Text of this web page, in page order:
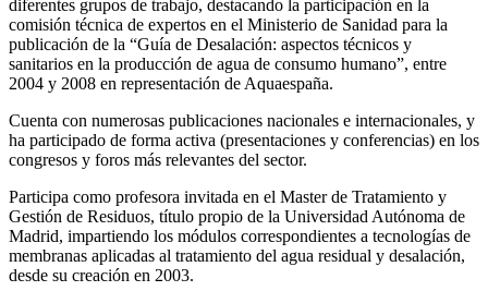
diferentes grupos de trabajo, destacando la participación en la
comisión técnica de expertos en el Ministerio de Sanidad para la
publicación de la “Guía de Desalación: aspectos técnicos y
sanitarios en la producción de agua de consumo humano”, entre
2004 y 2008 en representación de Aquaespaña.
Cuenta con numerosas publicaciones nacionales e internacionales, y
ha participado de forma activa (presentaciones y conferencias) en los
congresos y foros más relevantes del sector.
Participa como profesora invitada en el Master de Tratamiento y
Gestión de Residuos, título propio de la Universidad Autónoma de
Madrid, impartiendo los módulos correspondientes a tecnologías de
membranas aplicadas al tratamiento del agua residual y desalación,
desde su creación en 2003.